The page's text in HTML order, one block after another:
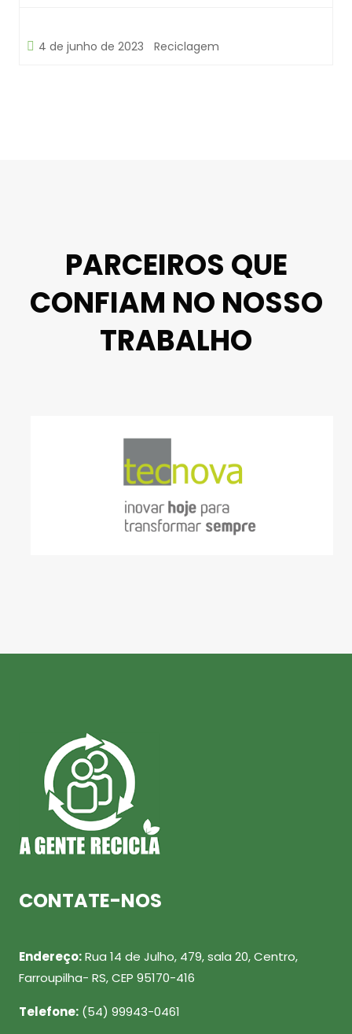
4 de junho de 2023 Reciclagem
PARCEIROS QUE
CONFIAM NO NOSSO
TRABALHO
CONTATE-NOS
Endereço:Rua 14 de Julho, 479, sala 20, Centro,
Farroupilha- RS, CEP 95170-416
Telefone: (54) 99943-0461